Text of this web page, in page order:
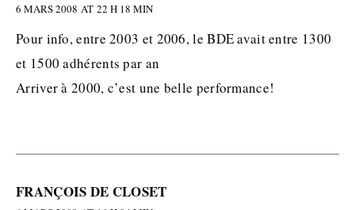
6 MARS 2008 AT 22 H 18 MIN
Pour info, entre 2003 et 2006, le BDE avait entre 1300
et 1500 adhérents par an
Arriver à 2000, c’est une belle performance!
FRANÇOIS DE CLOSET